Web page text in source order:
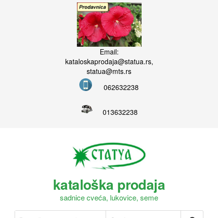
Email:
kataloskaprodaja@statua.rs,
statua@mts.rs
062632238
013632238
kataloška prodaja
sadnice cveća, lukovice, seme